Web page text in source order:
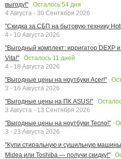
выгоду!"
Осталось 54 дня
4 Августа - 30 Сентября 2026
"Скидка за СБП на бытовую технику
4 - 10 Августа 2026
"Выгодный комплект: ирригатор DEXP
Vita!"
Осталось 11 дней
4 - 18 Августа 2026
"Выгодные цены на ноутбуки Acer!"
3 - 16 Августа 2026
"Выгодные цены на ПК ASUS!"
3 Августа - 13 Сентября 2026
"Выгодные цены на ноутбуки Tecno!"
3 - 23 Августа 2026
"Купи стиральную и сушильную
Midea или Toshiba — получи скидку!"